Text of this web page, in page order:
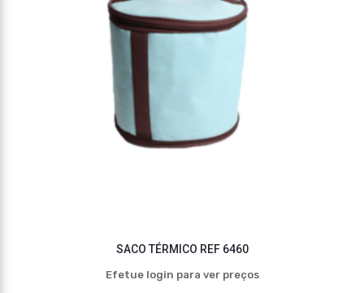
SACO TÉRMICO REF 6460
Efetue login para ver preços